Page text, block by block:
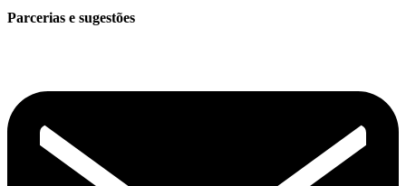
Parcerias e sugestões